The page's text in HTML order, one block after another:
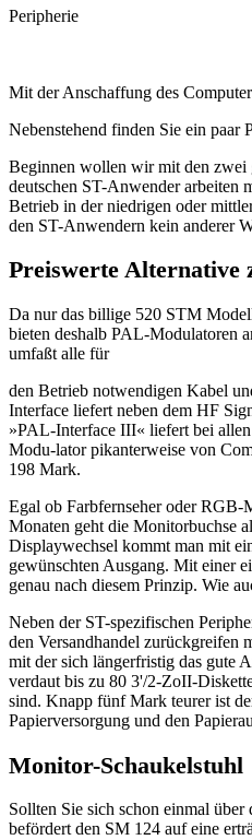
Peripherie
Mit der Anschaffung des
Nebenstehend finden Sie ein paar
Beginnen wollen wir mit den zwei
deutschen ST-Anwender arbeiten
Betrieb in der niedrigen oder
den ST-Anwendern kein anderer
Preiswerte Alternative
Da nur das billige 520 STM
bieten deshalb PAL-Modulatoren
umfaßt alle für
den Betrieb notwendigen Kabel
Interface liefert neben dem HF
»PAL-Interface III« liefert bei
Modu-lator pikanterweise von
198 Mark.
Egal ob Farbfernseher oder RGB-
Monaten geht die Monitorbuchse
Displaywechsel kommt man mit
gewünschten Ausgang. Mit einer
genau nach diesem Prinzip. Wie
Neben der ST-spezifischen
den Versandhandel zurückgreifen
mit der sich längerfristig das gute
verdaut bis zu 80 3'/2-ZoII-
sind. Knapp fünf Mark teurer ist
Papierversorgung und den
Monitor-Schaukelstuhl
Sollten Sie sich schon einmal
befördert den SM 124 auf eine